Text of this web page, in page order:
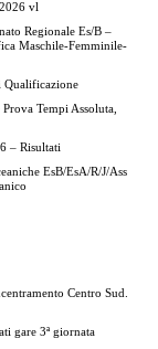
vl
Regionale Es/B –
Maschile-Femminile-
Qualificazione
Tempi Assoluta,
– Risultati
EsB/EsA/R/J/Ass
Centro Sud.
gare 3ª giornata